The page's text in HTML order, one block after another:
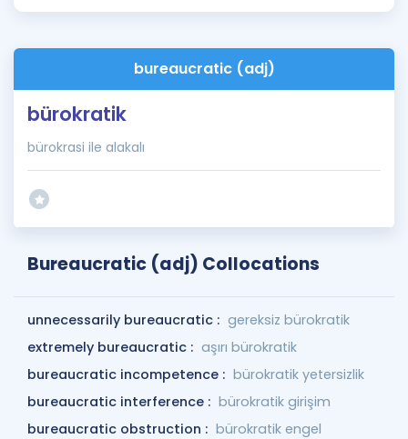
İngilizce Gramerbureaucratic (adj)
bürokratik
bürokrasi ile alakalı
Bureaucratic (adj) Collocations
unnecessarily bureaucratic : gereksiz bürokratik
extremely bureaucratic : aşırı bürokratik
bureaucratic incompetence : bürokratik yetersizlik
bureaucratic interference : bürokratik girişim
bureaucratic obstruction : bürokratik engel